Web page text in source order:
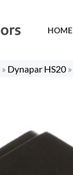
HOME
» Dynapar HS20 »